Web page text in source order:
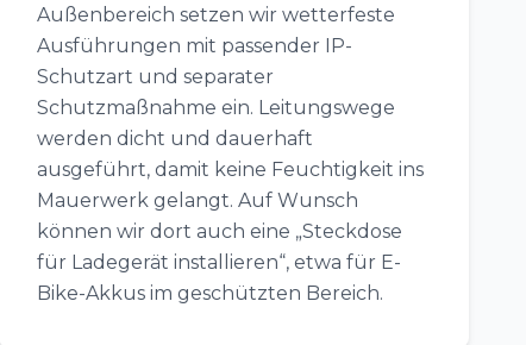
Außenbereich setzen wir wetterfeste
Ausführungen mit passender IP-
Schutzart und separater
Schutzmaßnahme ein. Leitungswege
werden dicht und dauerhaft
ausgeführt, damit keine Feuchtigkeit ins
Mauerwerk gelangt. Auf Wunsch
können wir dort auch eine „Steckdose
für Ladegerät installieren“, etwa für E-
Bike-Akkus im geschützten Bereich.